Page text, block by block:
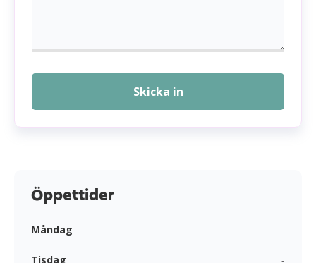
Skicka in
Öppettider
Måndag -
Tisdag -